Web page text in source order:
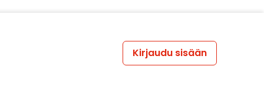
Kirjaudu sisään